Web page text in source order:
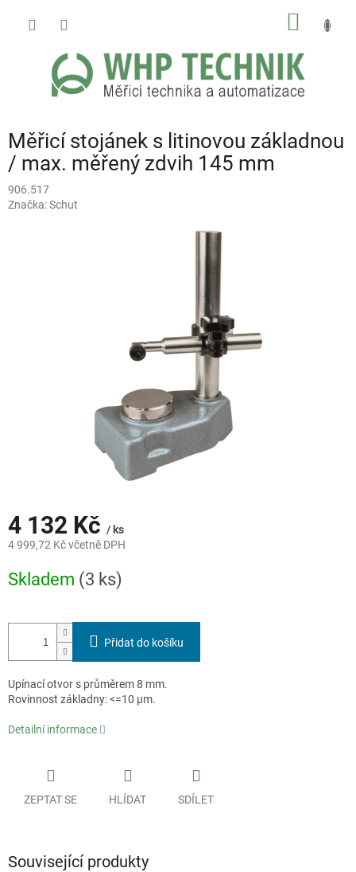
Měřicí stojánek s litinovou základnou
/ max. měřený zdvih 145 mm
906.517
Značka:Schut
4 132 Kč / ks
4 999,72 Kč včetně DPH
cena:
Skladem (3 ks)
Přidat do košíku
Upínací otvor s průměrem 8 mm.
Rovinnost základny: <=10 µm.
Detailní informace
ZEPTAT SE HLÍDAT SDÍLET
Související produkty